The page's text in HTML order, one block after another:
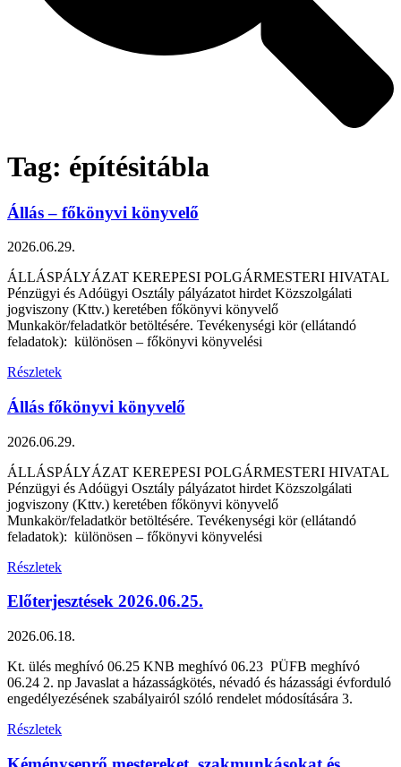
Tag: építésitábla
Állás – főkönyvi könyvelő
2026.06.29.
ÁLLÁSPÁLYÁZAT KEREPESI POLGÁRMESTERI HIVATAL
Pénzügyi és Adóügyi Osztály pályázatot hirdet Közszolgálati
jogviszony (Kttv.) keretében főkönyvi könyvelő
Munkakör/feladatkör betöltésére. Tevékenységi kör (ellátandó
feladatok): különösen – főkönyvi könyvelési
Részletek
Állás főkönyvi könyvelő
2026.06.29.
ÁLLÁSPÁLYÁZAT KEREPESI POLGÁRMESTERI HIVATAL
Pénzügyi és Adóügyi Osztály pályázatot hirdet Közszolgálati
jogviszony (Kttv.) keretében főkönyvi könyvelő
Munkakör/feladatkör betöltésére. Tevékenységi kör (ellátandó
feladatok): különösen – főkönyvi könyvelési
Részletek
Előterjesztések 2026.06.25.
2026.06.18.
Kt. ülés meghívó 06.25 KNB meghívó 06.23 PÜFB meghívó
06.24 2. np Javaslat a házasságkötés, névadó és házassági évforduló
engedélyezésének szabályairól szóló rendelet módosítására 3.
Részletek